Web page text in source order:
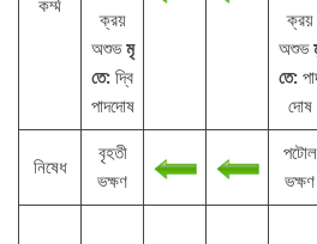
কর্ম্ম
ক্রয়
অশুভমৃ
তে: দ্বি
পাদদোষ
ক্রয়
অশুভ
তে:
দোষ
নিষেধ
বৃহতী
ভক্ষণ
পটোল
ভক্ষণ